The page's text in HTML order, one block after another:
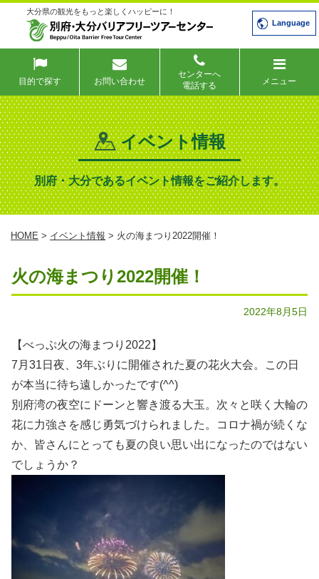
大分県の観光をもっと楽しくハッピーに！
Language
目的で探す お問い合わせ
センターへ
電話する
メニュー
イベント情報
別府・大分であるイベント情報をご紹介します。
HOME > イベント情報 > 火の海まつり2022開催！
火の海まつり2022開催！
2022年8月5日
【べっぷ火の海まつり2022】
7月31日夜、3年ぶりに開催された夏の花火大会。この日
が本当に待ち遠しかったです(^^)
別府湾の夜空にドーンと響き渡る大玉。次々と咲く大輪の
花に力強さを感じ勇気づけられました。コロナ禍が続くな
か、皆さんにとっても夏の良い思い出になったのではない
でしょうか？